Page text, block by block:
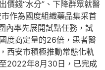
價錢“水分”、下降群眾就醫
作為國度組織藥品集采首
內率先展開試點任務，試
度商定量的26倍，患者醫
西安市積極推動常態化軌
2022年8月30日，已完成